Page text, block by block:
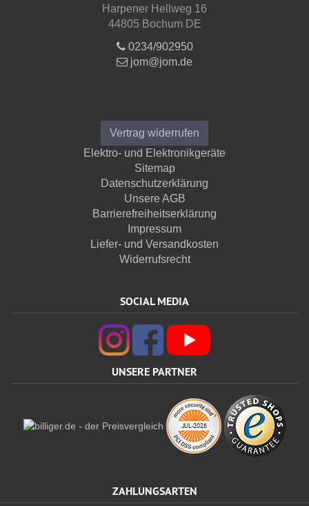
Harpener Hellweg 16
44805 Bochum DE
0234/902950
jom@jom.de
Vertrag widerrufen
Elektro- und Elektronikgeräte
Sitemap
Datenschutzerklärung
Unsere AGB
Barrierefreiheitserklärung
Impressum
Liefer- und Versandkosten
Widerrufsrecht
SOCIAL MEDIA
UNSERE PARTNER
ZAHLUNGSARTEN